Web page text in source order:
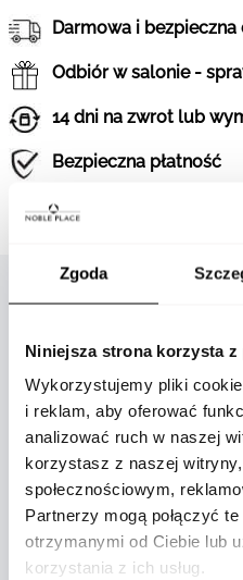
Zgoda
Niniejsza strona korzysta
Wykorzystujemy pliki
i reklam, aby oferować
analizować ruch w naszej
korzystasz z naszej
społecznościowym,
Partnerzy mogą połączyć
otrzymanymi od Ciebie lub
korzystania z ich usług.
Darmowa i bezpieczna
Odbiór w salonie -
14 dni na zwrot lub
Bezpieczna płatność
Gwarancja oryginalności
Stylowe i funkcjonalne
Sartorial zostało